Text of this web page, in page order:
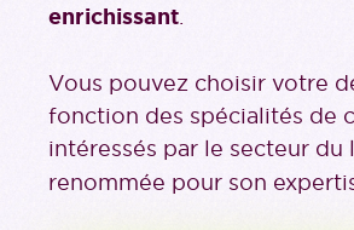
enrichissant.
Vous pouvez choisir votre
fonction des spécialités de
intéressés par le secteur du
renommée pour son